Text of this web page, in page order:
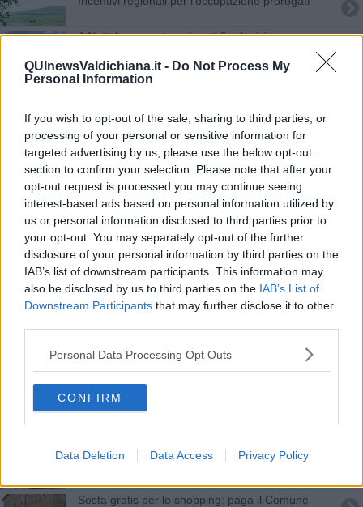
QUInewsValdichiana.it - Do Not Process My
Personal Information
If you wish to opt-out of the sale, sharing to third parties, or
processing of your personal or sensitive information for
targeted advertising by us, please use the below opt-out
section to confirm your selection. Please note that after your
opt-out request is processed you may continue seeing
interest-based ads based on personal information utilized by
us or personal information disclosed to third parties prior to
your opt-out. You may separately opt-out of the further
disclosure of your personal information by third parties on the
IAB’s list of downstream participants. This information may
also be disclosed by us to third parties on the IAB’s List of
Downstream Participants that may further disclose it to other
Personal Data Processing Opt Outs
CONFIRM
Data Deletion Data Access Privacy Policy
A Nottola aumentano i parti fisiologici
Eco Bonus, ma il "buono" deve ancora arrivare
"Ripresa? Solo una breve boccata d'ossigeno"
Ponte del 2 Giugno, ottimismo degli albergatori
Moria di pesci nel laghetto di Brolio
“Chiusi non è il paese dei Balocchi”
Camera iperbarica per padre e figlio intossicati
Sequenziato il primo genoma antico africano
Decisi investimenti per 600mila euro
​Covid, da Roma oltre mezzo milione alla città
​Slitta la Tari, ossigeno per i negozi
​Sosta gratis per lo shopping: paga il Comune